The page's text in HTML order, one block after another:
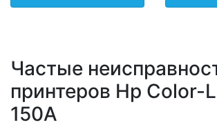
Частые
принтеров Hp Color-
150A